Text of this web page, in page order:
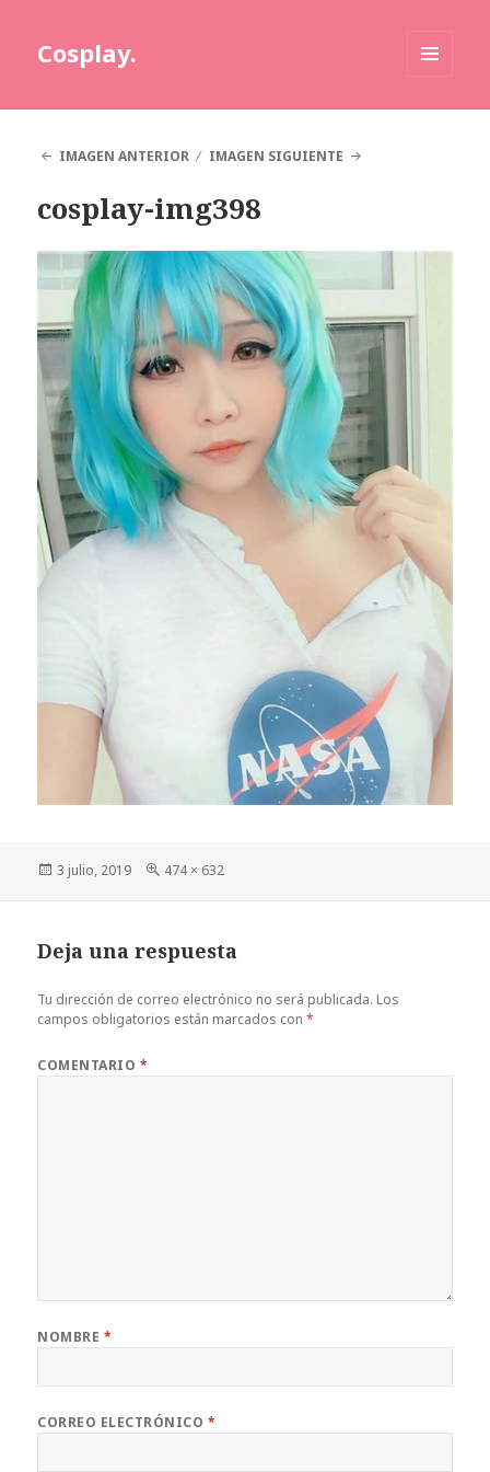
Cosplay.
IMAGEN ANTERIOR
IMAGEN SIGUIENTE
cosplay-img398
Publicado
3 julio, 2019
Tamaño
474 × 632
Deja una respuesta
Tu dirección de correo electrónico no será publicada. Los
campos obligatorios están marcados con*
COMENTARIO *
NOMBRE *
CORREO ELECTRÓNICO *